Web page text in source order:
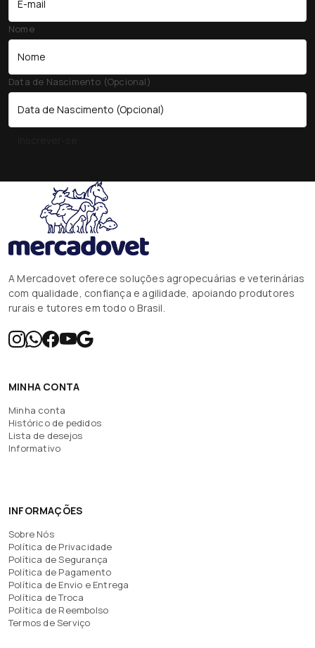
Nome
Data de Nascimento (Opcional)
A Mercadovet oferece soluções agropecuárias e veterinárias
com qualidade, confiança e agilidade, apoiando produtores
rurais e tutores em todo o Brasil.
MINHA CONTA
Minha conta
Histórico de pedidos
Lista de desejos
Informativo
INFORMAÇÕES
Sobre Nós
Política de Privacidade
Política de Segurança
Política de Pagamento
Política de Envio e Entrega
Política de Troca
Política de Reembolso
Termos de Serviço